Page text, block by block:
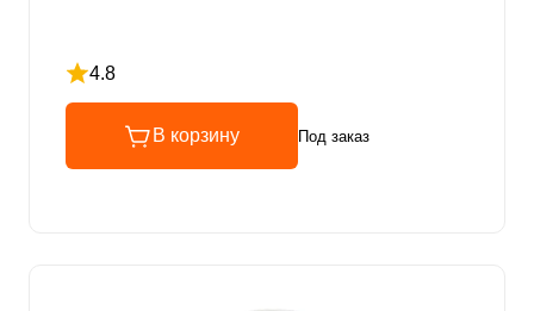
4.8
Рейтинг 4.8 из 5
В корзину Под заказ